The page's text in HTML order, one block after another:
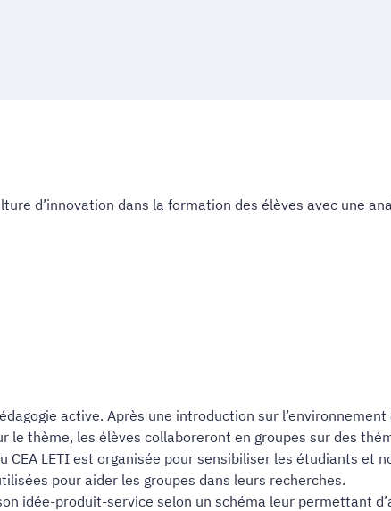
d’innovation dans la formation des élèves avec une
active. Après une introduction sur
le thème, les élèves collaboreront en groupes sur des
CEA LETI est organisée pour sensibiliser les étudiants et
pour aider les groupes dans leurs recherches.
idée-produit-service selon un schéma leur permettant